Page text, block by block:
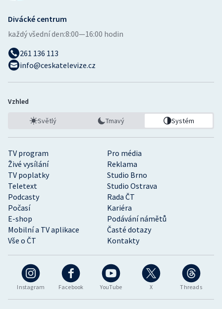
Instagram Facebook YouTube X Threads
TV program
Pro média
Živé vysílání
Reklama
TV poplatky
Studio Brno
Teletext
Studio Ostrava
Podcasty
Rada ČT
Počasí
Kariéra
E-shop
Podávání námětů
Mobilní a TV aplikace
Časté dotazy
Vše o ČT
Kontakty
Divácké centrum
každý všední den:8:00—16:00 hodin
261 136 113
info@ceskatelevize.cz
Vzhled
Světlý Tmavý Systém